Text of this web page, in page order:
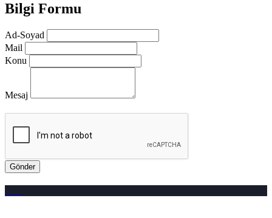
Bilgi Formu
Ad-Soyad
Mail
Konu
Mesaj
Gönder